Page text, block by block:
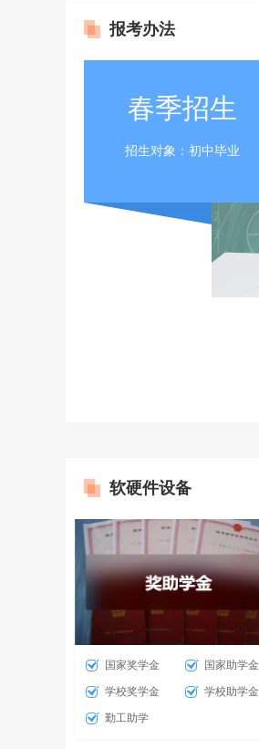
报考办法
春季招生
招生对象：初中毕业
软硬件设备
国家奖学金 国家助学金
学校奖学金 学校助学金
勤工助学